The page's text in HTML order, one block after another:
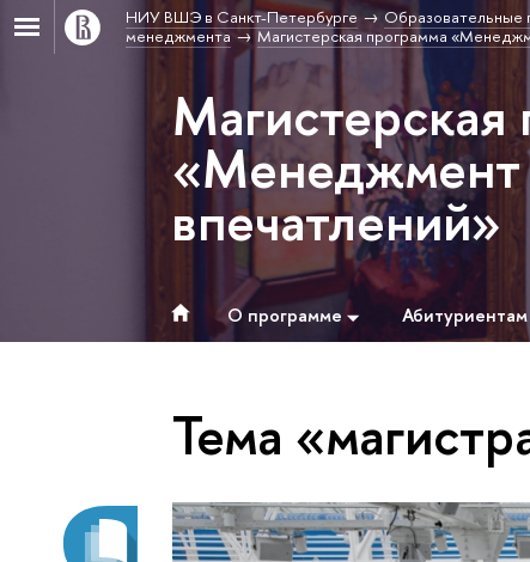
НИУ ВШЭ в Санкт-Петербурге Образовательные
менеджмента
Магистерская программа
Магистерская
«Менеджмент
впечатлений»
О программе Абитуриентам
Тема